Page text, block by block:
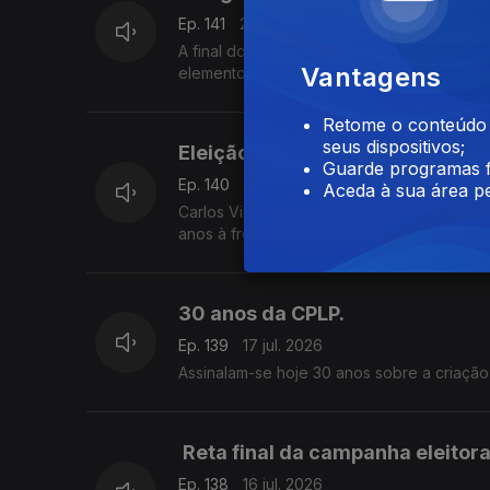
Ep. 141
21 jul. 2026
A final do Mundial de Futebol, entre a
elementos das duas equipas, no final do
Eleição do presidente da
Ep. 140
20 jul. 2026
Carlos Vila Nova conseguiu renovar
anos à frente do país africano, como
30 anos da CPLP.
Ep. 139
17 jul. 2026
Assinalam-se hoje 30 anos sobre a
Reta final da campanha
Ep. 138
16 jul. 2026
Vantagens
Retome o
seus dispositivos;
Guarde programas
Aceda à sua área